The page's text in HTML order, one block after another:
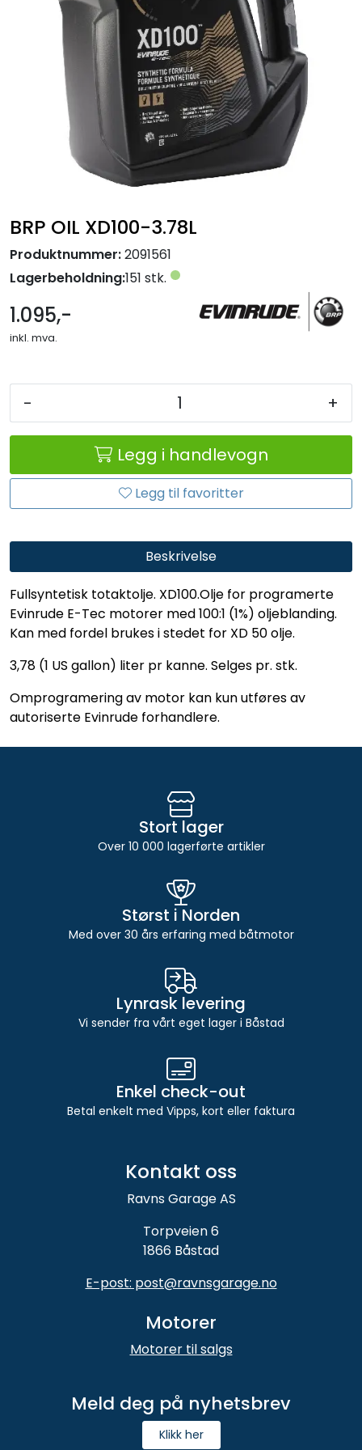
BRP OIL XD100-3.78L
Produktnummer:2091561
Lagerbeholdning:151 stk.
1.095,-
inkl. mva.
- +
Legg i handlevogn
Legg til favoritter
Beskrivelse
Fullsyntetisk totaktolje. XD100.Olje for programerte
Evinrude E-Tec motorer med 100:1 (1%) oljeblanding.
Kan med fordel brukes i stedet for XD 50 olje.
3,78 (1 US gallon) liter pr kanne. Selges pr. stk.
Omprogramering av motor kan kun utføres av
autoriserte Evinrude forhandlere.
Stort lager
Over 10 000 lagerførte artikler
Størst i Norden
Med over 30 års erfaring med båtmotor
Lynrask levering
Vi sender fra vårt eget lager i Båstad
Enkel check-out
Betal enkelt med Vipps, kort eller faktura
Kontakt oss
Ravns Garage AS
Torpveien 6
1866 Båstad
E-post: post@ravnsgarage.no
Motorer
Motorer til salgs
Meld deg på nyhetsbrev
Klikk her